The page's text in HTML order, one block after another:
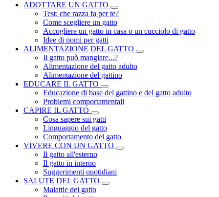
ADOTTARE UN GATTO
Test: che razza fa per te?
Come scegliere un gatto
Accogliere un gatto in casa o un cucciolo di gatto
Idee di nomi per gatti
ALIMENTAZIONE DEL GATTO
Il gatto può mangiare...?
Alimentazione del gatto adulto
Alimentazione del gattino
EDUCARE IL GATTO
Educazione di base del gattino e del gatto adulto
Problemi comportamentali
CAPIRE IL GATTO
Cosa sapere sui gatti
Linguaggio del gatto
Comportamento del gatto
VIVERE CON UN GATTO
Il gatto all'esterno
Il gatto in interno
Suggerimenti quotidiani
SALUTE DEL GATTO
Malattie del gatto